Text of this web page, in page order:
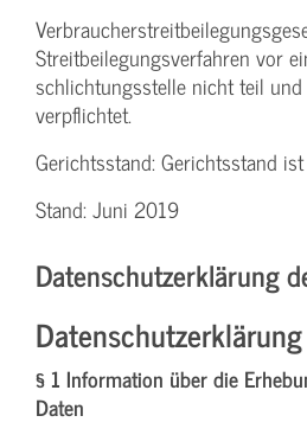
Streit­beilegungs­verfahren vor
schlichtungs­stelle nicht teil
verpflichtet.
Gerichtsstand: Gerichtsstand
Stand: Juni 2019
Datenschutzerklärung
Datenschutzerklärung
§ 1 Information über die
Daten